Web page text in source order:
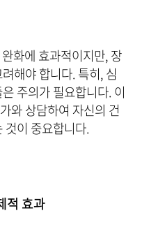
화에 효과적이지만, 장
해야 합니다. 특히, 심
주의가 필요합니다. 이
와 상담하여 자신의 건
것이 중요합니다.
적 효과